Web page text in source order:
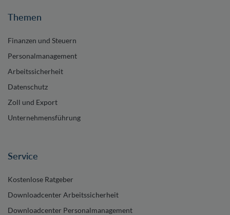
Themen
Finanzen und Steuern
Personalmanagement
Arbeitssicherheit
Datenschutz
Zoll und Export
Unternehmensführung
Service
Kostenlose Ratgeber
Downloadcenter Arbeitssicherheit
Downloadcenter Personalmanagement